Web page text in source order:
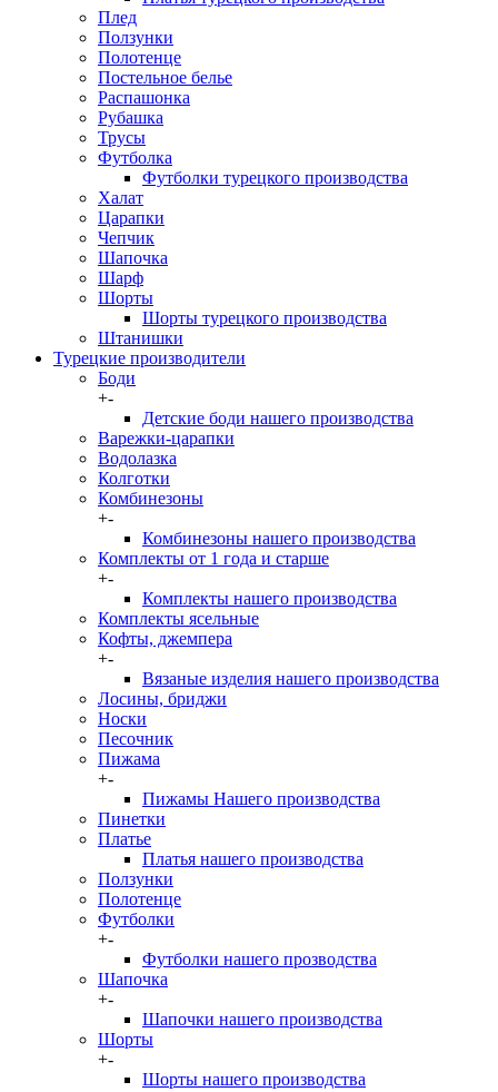
Плед
Ползунки
Полотенце
Постельное белье
Распашонка
Рубашка
Трусы
Футболка
Футболки турецкого производства
Халат
Царапки
Чепчик
Шапочка
Шарф
Шорты
Шорты турецкого производства
Штанишки
Турецкие производители
Боди
+-
Детские боди нашего производства
Варежки-царапки
Водолазка
Колготки
Комбинезоны
+-
Комбинезоны нашего производства
Комплекты от 1 года и старше
+-
Комплекты нашего производства
Комплекты ясельные
Кофты, джемпера
+-
Вязаные изделия нашего производства
Лосины, бриджи
Носки
Песочник
Пижама
+-
Пижамы Нашего производства
Пинетки
Платье
Платья нашего производства
Ползунки
Полотенце
Футболки
+-
Футболки нашего прозводства
Шапочка
+-
Шапочки нашего производства
Шорты
+-
Шорты нашего производства